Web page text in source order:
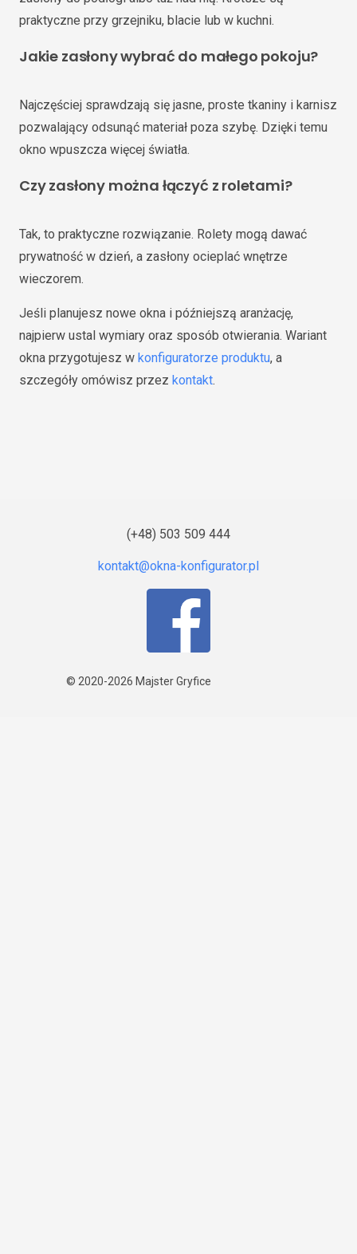
praktyczne przy grzejniku, blacie lub w kuchni.
Jakie zasłony wybrać do małego pokoju?
Najczęściej sprawdzają się jasne, proste tkaniny i karnisz
pozwalający odsunąć materiał poza szybę. Dzięki temu
okno wpuszcza więcej światła.
Czy zasłony można łączyć z roletami?
Tak, to praktyczne rozwiązanie. Rolety mogą dawać
prywatność w dzień, a zasłony ocieplać wnętrze
wieczorem.
Jeśli planujesz nowe okna i późniejszą aranżację,
najpierw ustal wymiary oraz sposób otwierania. Wariant
okna przygotujesz w konfiguratorze produktu, a
szczegóły omówisz przez kontakt.
(+48) 503 509 444
© 2020-2026 Majster Gryfice